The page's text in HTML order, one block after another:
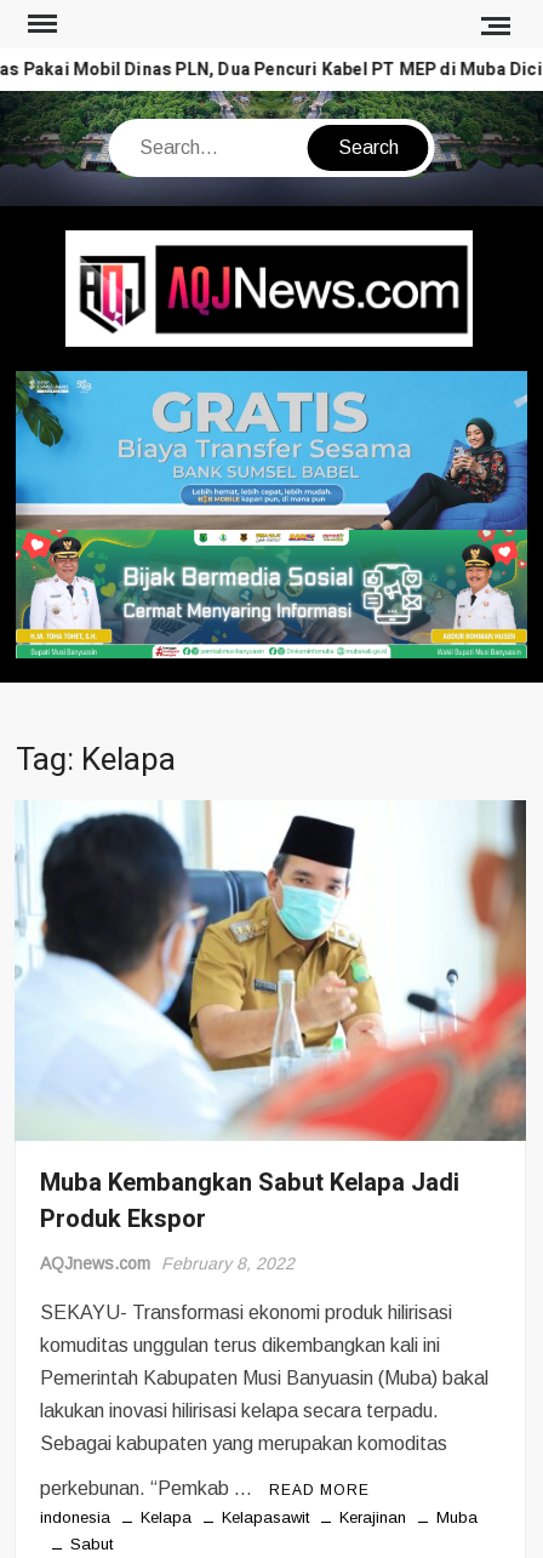
Skip
content
Pakai Mobil Dinas PLN, Dua Pencuri Kabel PT MEP di Muba
Search
Tag: Kelapa
Muba Kembangkan Sabut Kelapa Jadi
Produk Ekspor
AQJnews.com February 8, 2022
SEKAYU- Transformasi ekonomi produk hilirisasi
komuditas unggulan terus dikembangkan kali ini
Pemerintah Kabupaten Musi Banyuasin (Muba) bakal
lakukan inovasi hilirisasi kelapa secara terpadu.
Sebagai kabupaten yang merupakan komoditas
perkebunan. “Pemkab … READ MORE
indonesia Kelapa Kelapasawit Kerajinan
Muba
Sabut